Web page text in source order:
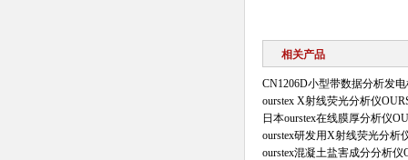
相关产品
CN1206D小型带数据分析发
ourstex X射线荧光分析仪
日本ourstex在线膜厚分析仪
ourstex研发用X射线荧光分析
ourstex混凝土盐害成分分析仪